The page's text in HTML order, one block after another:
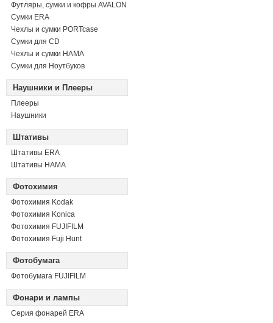
Футляры, сумки и кофры AVALON
Сумки ERA
Чехлы и сумки PORTcase
Сумки для CD
Чехлы и сумки HAMA
Сумки для Ноутбуков
Наушники и Плееры
Плееры
Наушники
Штативы
Штативы ERA
Штативы HAMA
Фотохимия
Фотохимия Kodak
Фотохимия Konica
Фотохимия FUJIFILM
Фотохимия Fuji Hunt
Фотобумага
Фотобумага FUJIFILM
Фонари и лампы
Серия фонарей ERA